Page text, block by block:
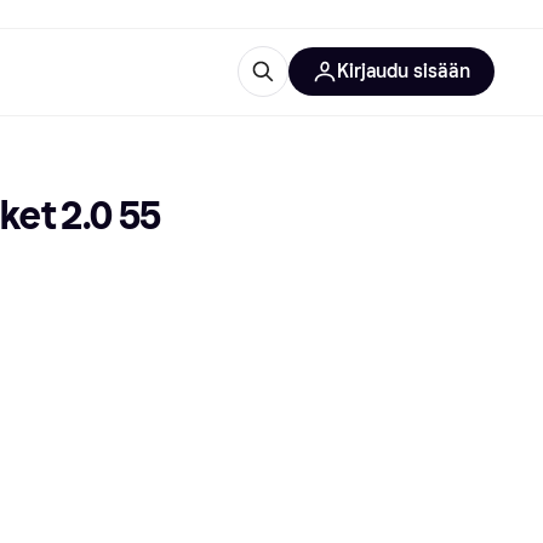
Kirjaudu sisään
2.0 55